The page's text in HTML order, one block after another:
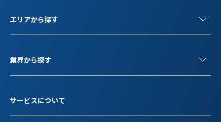
エリアから探す
業界から探す
サービスについて